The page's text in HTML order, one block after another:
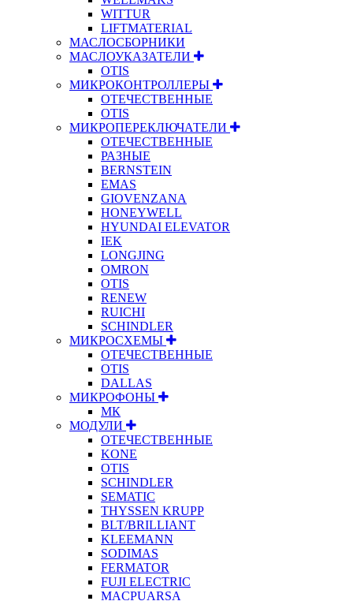
WITTUR
LIFTMATERIAL
МАСЛОСБОРНИКИ
МАСЛОУКАЗАТЕЛИ
OTIS
МИКРОКОНТРОЛЛЕРЫ
ОТЕЧЕСТВЕННЫЕ
OTIS
МИКРОПЕРЕКЛЮЧАТЕЛИ
ОТЕЧЕСТВЕННЫЕ
РАЗНЫЕ
BERNSTEIN
EMAS
GIOVENZANA
HONEYWELL
HYUNDAI ELEVATOR
IEK
LONGJING
OMRON
OTIS
RENEW
RUICHI
SCHINDLER
МИКРОСХЕМЫ
ОТЕЧЕСТВЕННЫЕ
OTIS
DALLAS
МИКРОФОНЫ
МК
МОДУЛИ
ОТЕЧЕСТВЕННЫЕ
KONE
OTIS
SCHINDLER
SEMATIC
THYSSEN KRUPP
BLT/BRILLIANT
KLEEMANN
SODIMAS
FERMATOR
FUJI ELECTRIC
MACPUARSA